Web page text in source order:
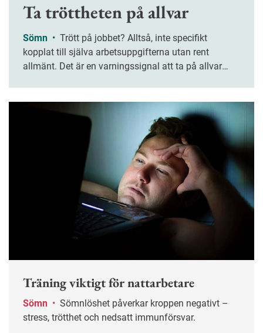
Ta tröttheten på allvar
Sömn •
kopplat till själva arbetsuppgifterna utan rent
allmänt. Det är en varningssignal att ta på allvar
Träning viktigt för nattarbetare
Sömn •
stress, trötthet och nedsatt immunförsvar.